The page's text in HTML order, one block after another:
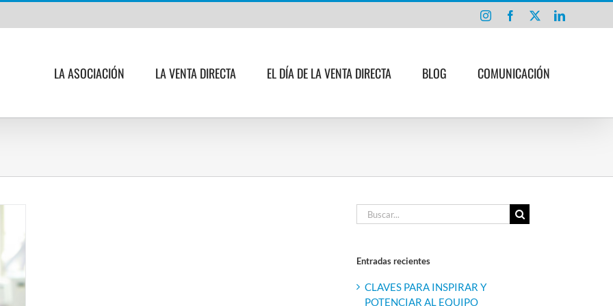
InstagramFacebook LinkedIn
LA ASOCIACIÓN LA VENTA DIRECTA EL DÍA DE LA VENTA DIRECTA BLOG COMUNICACIÓN
Buscar:
Entradas recientes
CLAVES PARA INSPIRAR Y
POTENCIAR AL EQUIPO